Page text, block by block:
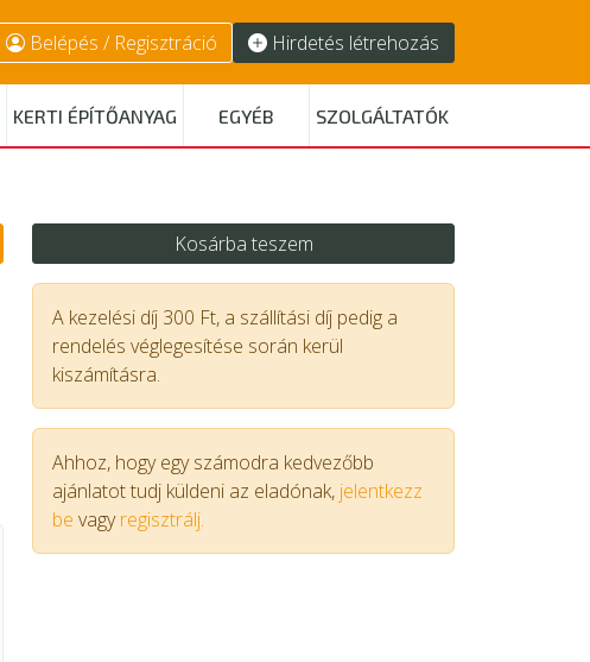
Belépés / Regisztráció Hirdetés létrehozás
KERTI ÉPÍTŐANYAG EGYÉB SZOLGÁLTATÓK
Kosárba teszem
A kezelési díj 300 Ft, a szállítási díj pedig a
rendelés véglegesítése során kerül
kiszámításra.
Ahhoz, hogy egy számodra kedvezőbb
ajánlatot tudj küldeni az eladónak, jelentkezz
be vagyregisztrálj.